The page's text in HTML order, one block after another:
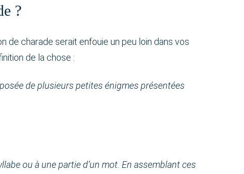
?
de charade serait enfouie un peu loin dans vos
de la chose :
de plusieurs petites énigmes présentées
ou à une partie d’un mot. En assemblant ces